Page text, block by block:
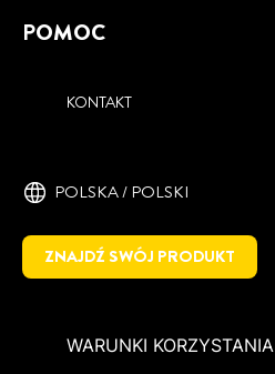
POMOC
KONTAKT
POLSKA / POLSKI
ZNAJDŹ SWÓJ PRODUKT
WARUNKI KORZYSTANIA